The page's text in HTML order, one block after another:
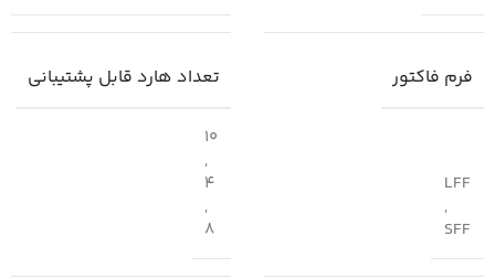
فرم فاکتور
LFF
,
SFF
تعداد هارد قابل پشتیبانی
10
,
4
,
8